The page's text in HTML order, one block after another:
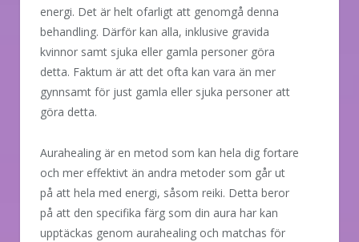
energi. Det är helt ofarligt att genomgå denna
behandling. Därför kan alla, inklusive gravida
kvinnor samt sjuka eller gamla personer göra
detta. Faktum är att det ofta kan vara än mer
gynnsamt för just gamla eller sjuka personer att
göra detta.
Aurahealing är en metod som kan hela dig fortare
och mer effektivt än andra metoder som går ut
på att hela med energi, såsom reiki. Detta beror
på att den specifika färg som din aura har kan
upptäckas genom aurahealing och matchas för